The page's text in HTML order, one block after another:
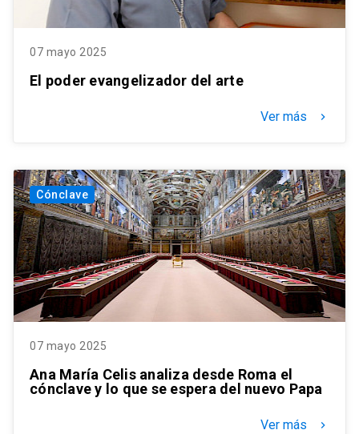
07 mayo 2025
El poder evangelizador del arte
Ver más keyboard_arrow_right
Cónclave
07 mayo 2025
Ana María Celis analiza desde Roma el
cónclave y lo que se espera del nuevo Papa
Ver más keyboard_arrow_right